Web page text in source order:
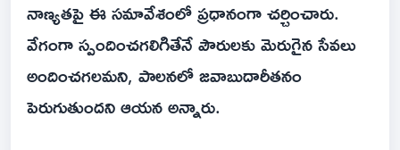
నాణ్యతపై ఈ సమావేశంలో ప్రధానంగా చర్చించారు.
వేగంగా స్పందించగలిగితేనే పౌరులకు మెరుగైన సేవలు
అందించగలమని, పాలనలో జవాబుదారీతనం
పెరుగుతుందని ఆయన అన్నారు.